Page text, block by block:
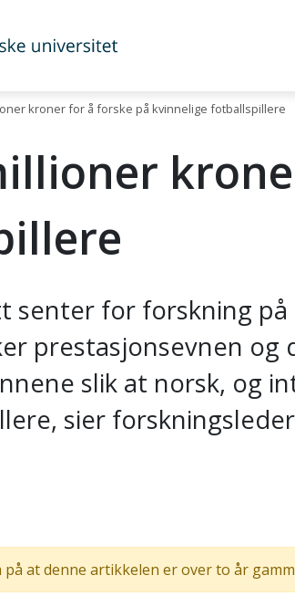
kroner for å forske på kvinnelige fotballspillere
senter for forskning
prestasjonsevnen
slik at norsk, og
sier
at denne artikkelen er over to år